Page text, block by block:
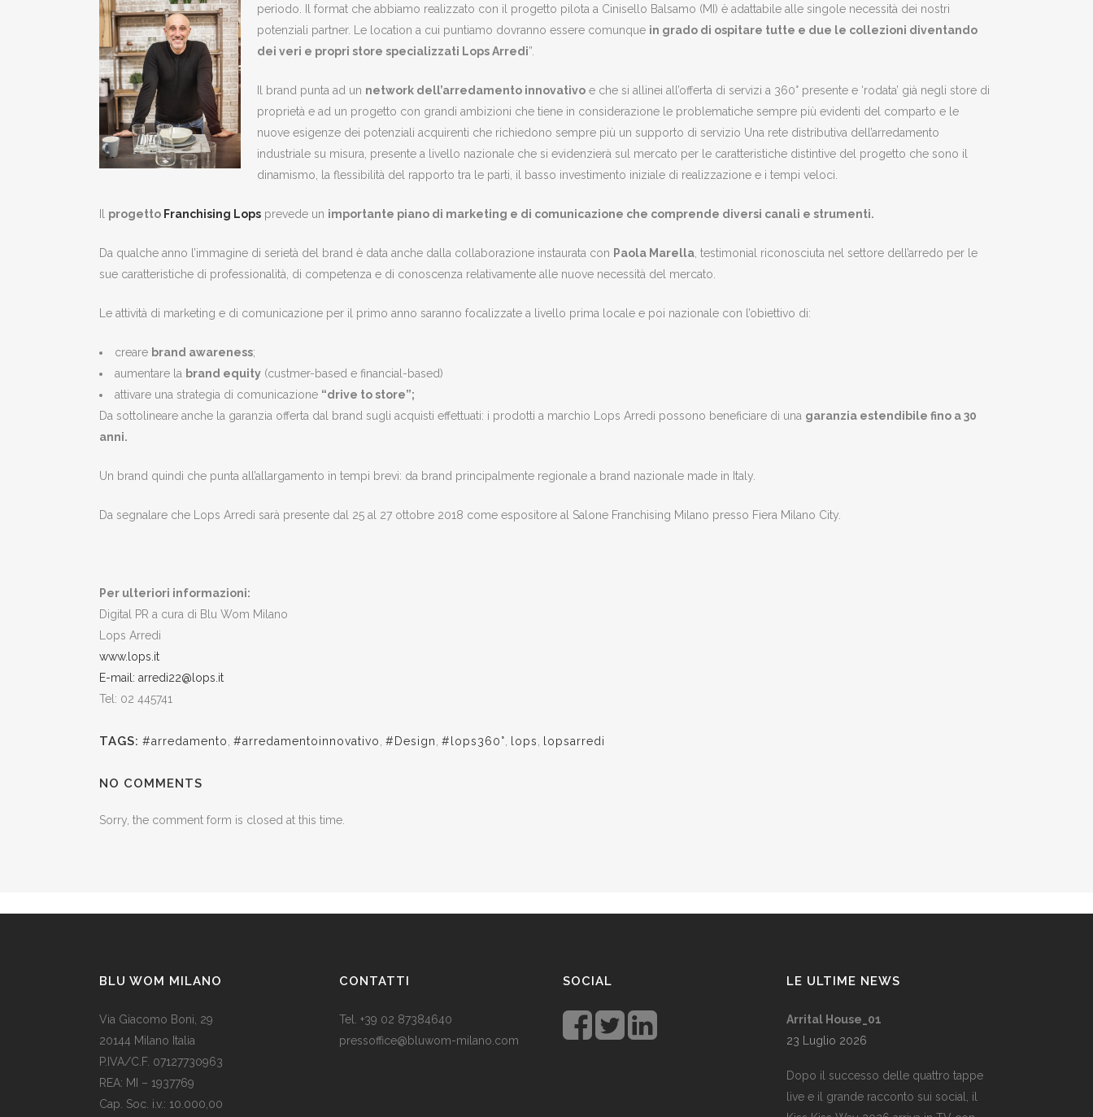
periodo. Il format che abbiamo realizzato con il progetto pilota a Cinisello Balsamo (MI) è adattabile alle singole necessità dei nostri
potenziali partner. Le location a cui puntiamo dovranno essere comunque in grado di ospitare tutte e due le collezioni diventando
dei veri e propri store specializzati Lops Arredi”.
Il brand punta ad un network dell’arredamento innovativo e che si allinei all’offerta di servizi a 360° presente e ‘rodata’ già negli store di
proprietà e ad un progetto con grandi ambizioni che tiene in considerazione le problematiche sempre più evidenti del comparto e le
nuove esigenze dei potenziali acquirenti che richiedono sempre più un supporto di servizio Una rete distributiva dell’arredamento
industriale su misura, presente a livello nazionale che si evidenzierà sul mercato per le caratteristiche distintive del progetto che sono il
dinamismo, la flessibilità del rapporto tra le parti, il basso investimento iniziale di realizzazione e i tempi veloci.
progetto Franchising Lops prevede un importante piano di marketing e di comunicazione che comprende diversi canali e strumenti.
Da qualche anno l’immagine di serietà del brand è data anche dalla collaborazione instaurata con Paola Marella , testimonial riconosciuta nel settore dell’arredo per le
sue caratteristiche di professionalità, di competenza e di conoscenza relativamente alle nuove necessità del mercato.
Le attività di marketing e di comunicazione per il primo anno saranno focalizzate a livello prima locale e poi nazionale con l’obiettivo di:
creare brand awareness;
aumentare la brand equity (custmer-based e financial-based)
attivare una strategia di comunicazione “drive to store”;
Da sottolineare anche la garanzia offerta dal brand sugli acquisti effettuati: i prodotti a marchio Lops Arredi possono beneficiare di una garanzia estendibile fino a 30
anni.
Un brand quindi che punta all’allargamento in tempi brevi: da brand principalmente regionale a brand nazionale made in Italy.
Da segnalare che Lops Arredi sarà presente dal 25 al 27 ottobre 2018 come espositore al Salone Franchising Milano presso Fiera Milano City.
Per ulteriori informazioni:
Digital PR a cura di Blu Wom Milano
Lops Arredi
www.lops.it
E-mail: arredi22@lops.it
Tel: 02 445741
TAGS: #arredamento #arredamentoinnovativo #Design #lops360° lops lopsarredi
NO COMMENTS
Sorry, the comment form is closed at this time.
BLU WOM MILANO
Via Giacomo Boni, 29
20144 Milano Italia
P.IVA/C.F. 07127730963
REA: MI – 1937769
Cap. Soc. i.v.: 10.000,00
CONTATTI
Tel. +39 02 87384640
pressoffice@bluwom-milano.com
SOCIAL LE ULTIME NEWS
Arrital House_01
23 Luglio 2026
Dopo il successo delle quattro tappe
live e il grande racconto sui social, il